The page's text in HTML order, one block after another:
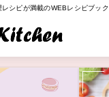
シピが満載のWEBレシピブック